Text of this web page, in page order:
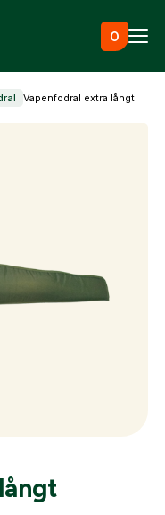
0
Vapenfodral extra långt
när kontot är
de vanligaste